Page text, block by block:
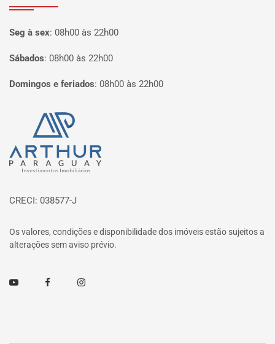
Seg à sex: 08h00 às 22h00
Sábados: 08h00 às 22h00
Domingos e feriados: 08h00 às 22h00
Página inicial
CRECI: 038577-J
Os valores, condições e disponibilidade dos imóveis estão sujeitos a
alterações sem aviso prévio.
Youtube FacebookInstagram